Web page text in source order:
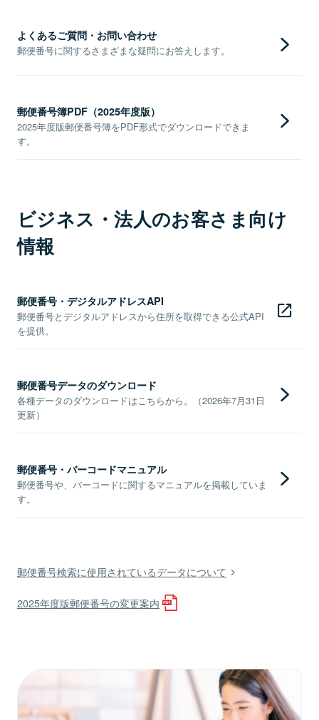
よくあるご質問・お問い合わせ
郵便番号に関するさまざまな疑問にお答えします。
郵便番号簿PDF（2025年度版）
2025年度版郵便番号簿をPDF形式でダウンロードできま
す。
ビジネス・法人のお客さま向け
情報
郵便番号・デジタルアドレスAPI
郵便番号とデジタルアドレスから住所を取得できる公式API
を提供。
郵便番号データのダウンロード
各種データのダウンロードはこちらから。（2026年7月31日
更新）
郵便番号・バーコードマニュアル
郵便番号や、バーコードに関するマニュアルを掲載していま
す。
郵便番号検索に使用されているデータについて
2025年度版郵便番号の変更案内